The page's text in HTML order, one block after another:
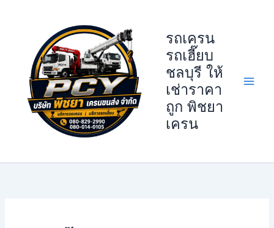
รถเครน
รถเฮี๊ยบ
ชลบุรี ให้
เช่าราคา
ถูก พิชยา
เครน